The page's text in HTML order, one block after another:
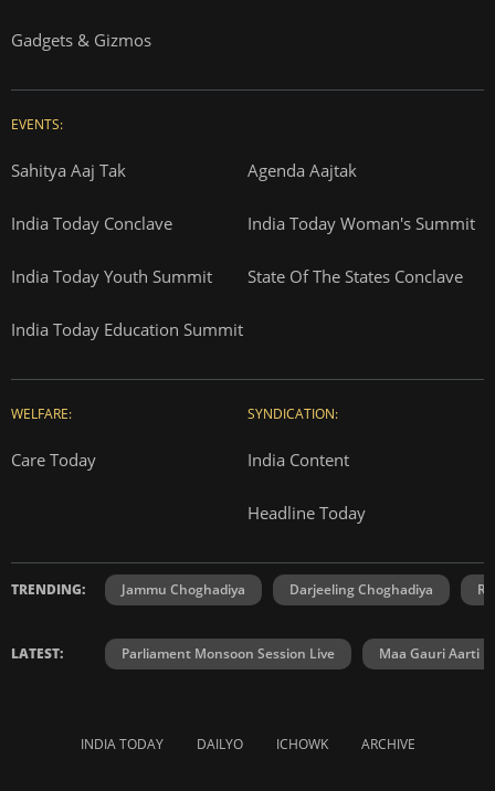
Gadgets & Gizmos
EVENTS:
Sahitya Aaj Tak Agenda Aajtak
India Today Conclave India Today Woman's Summit
India Today Youth Summit State Of The States Conclave
India Today Education Summit
WELFARE:
Care Today
SYNDICATION:
India Content
Headline Today
TRENDING: Jammu Choghadiya Darjeeling Choghadiya
LATEST: Parliament Monsoon Session Live Maa Gauri Aarti
INDIA TODAY DAILYO ICHOWK ARCHIVE